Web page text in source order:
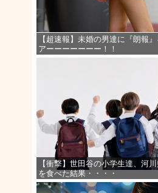
【超速報】未婚の男達に『朗報
アーーーーーーー！！
【衝撃】世田谷の小学生達、河川
を食べた結果・・・・